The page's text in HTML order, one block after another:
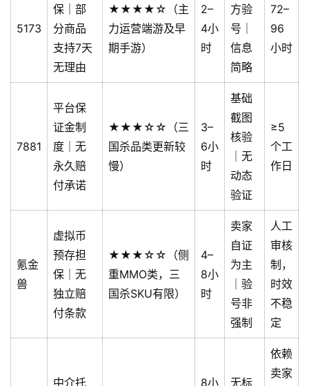
5173
保｜部
分商品
支持7天
无理由
★★★★☆（主
力运营端游及早
期手游）
2–
4小
时
方验
号｜
信息
简略
72–
96
小时
7881
平台保
证金制
度｜无
永久赔
付承诺
★★★☆☆（三
国杀品类更新较
慢）
3–
6小
时
基础
截图
核验
｜无
动态
验证
≥5
个工
作日
氪金
兽
虚拟币
预存担
保｜无
独立赔
付条款
★★★☆☆（侧
重MMO类，三
国杀SKU有限）
4–
8小
时
卖家
自证
为主
｜验
号非
强制
人工
审核
制，
时效
不稳
定
中介托 8小 无标
依赖
卖家